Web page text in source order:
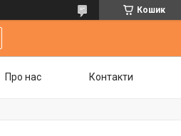
Кошик
Про нас Контакти